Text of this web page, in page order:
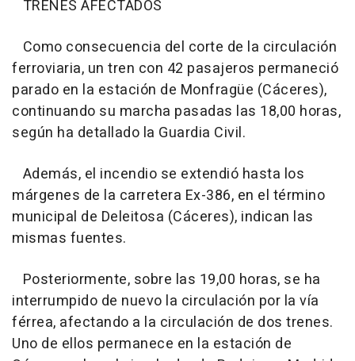
TRENES AFECTADOS
Como consecuencia del corte de la circulación
ferroviaria, un tren con 42 pasajeros permaneció
parado en la estación de Monfragüe (Cáceres),
continuando su marcha pasadas las 18,00 horas,
según ha detallado la Guardia Civil.
Además, el incendio se extendió hasta los
márgenes de la carretera Ex-386, en el término
municipal de Deleitosa (Cáceres), indican las
mismas fuentes.
Posteriormente, sobre las 19,00 horas, se ha
interrumpido de nuevo la circulación por la vía
férrea, afectando a la circulación de dos trenes.
Uno de ellos permanece en la estación de